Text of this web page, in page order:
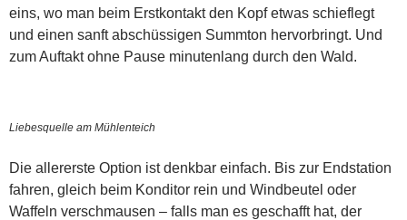
eins, wo man beim Erstkontakt den Kopf etwas schieflegt
und einen sanft abschüssigen Summton hervorbringt. Und
zum Auftakt ohne Pause minutenlang durch den Wald.
Liebesquelle am Mühlenteich
Die allererste Option ist denkbar einfach. Bis zur Endstation
fahren, gleich beim Konditor rein und Windbeutel oder
Waffeln verschmausen – falls man es geschafft hat, der